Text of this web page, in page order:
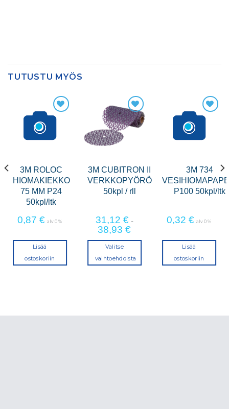
TUTUSTU MYÖS
3M ROLOC
HIOMAKIEKKO
75 MM P24
50kpl/ltk
0,87€ alv 0 %
Lisää
ostoskoriin
3M CUBITRON II
VERKKOPYÖRÖ
50kpl / rll
31,12 €-
38,93€
Valitse
vaihtoehdoista
3M 734
P100 50kpl/ltk
0,32€ alv 0 %
Lisää
ostoskoriin